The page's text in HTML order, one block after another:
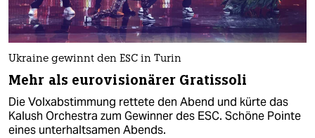
Ukraine gewinnt den ESC in Turin
Mehr als eurovisionärer Gratissoli
Die Volxabstimmung rettete den Abend und kürte das
Kalush Orchestra zum Gewinner des ESC. Schöne Pointe
eines unterhaltsamen Abends.